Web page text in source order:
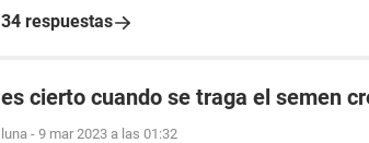
34 respuestas
es cierto cuando se traga el semen
luna - 9 mar 2023 a las 01:32